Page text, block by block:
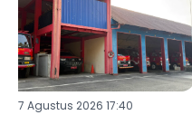
7 Agustus 2026 17:40